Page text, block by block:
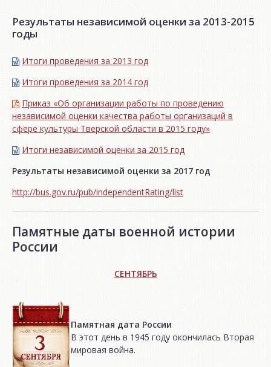
Результаты независимой оценки за 2013-2015
годы
Итоги проведения за 2013 год
Итоги проведения за 2014 год
Приказ «Об организации работы по проведению
независимой оценки качества работы организаций в
сфере культуры Тверской области в 2015 году»
Итоги независимой oценки за 2015 год
Результаты независимой оценки за 2017 год
http://bus.gov.ru/pub/independentRating/list
Памятные даты военной истории
России
СЕНТЯБРЬ
Памятная дата России
В этот день в 1945 году окончилась Вторая
мировая война.